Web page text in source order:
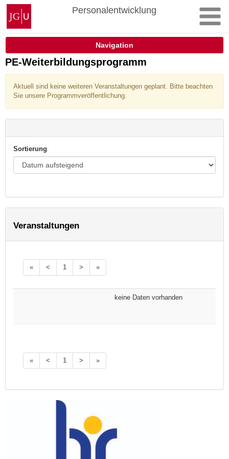
Zum
Inhalt
springen
Johannes
Gutenberg-
Universität
Personalentwicklung
Navigation
PE-Weiterbildungsprogramm
Aktuell sind keine weiteren Veranstaltungen geplant. Bitte beachten
Sie unsere Programmveröffentlichung.
Sortierung
Veranstaltungen
« < 1 > »
keine Daten vorhanden
« < 1 > »